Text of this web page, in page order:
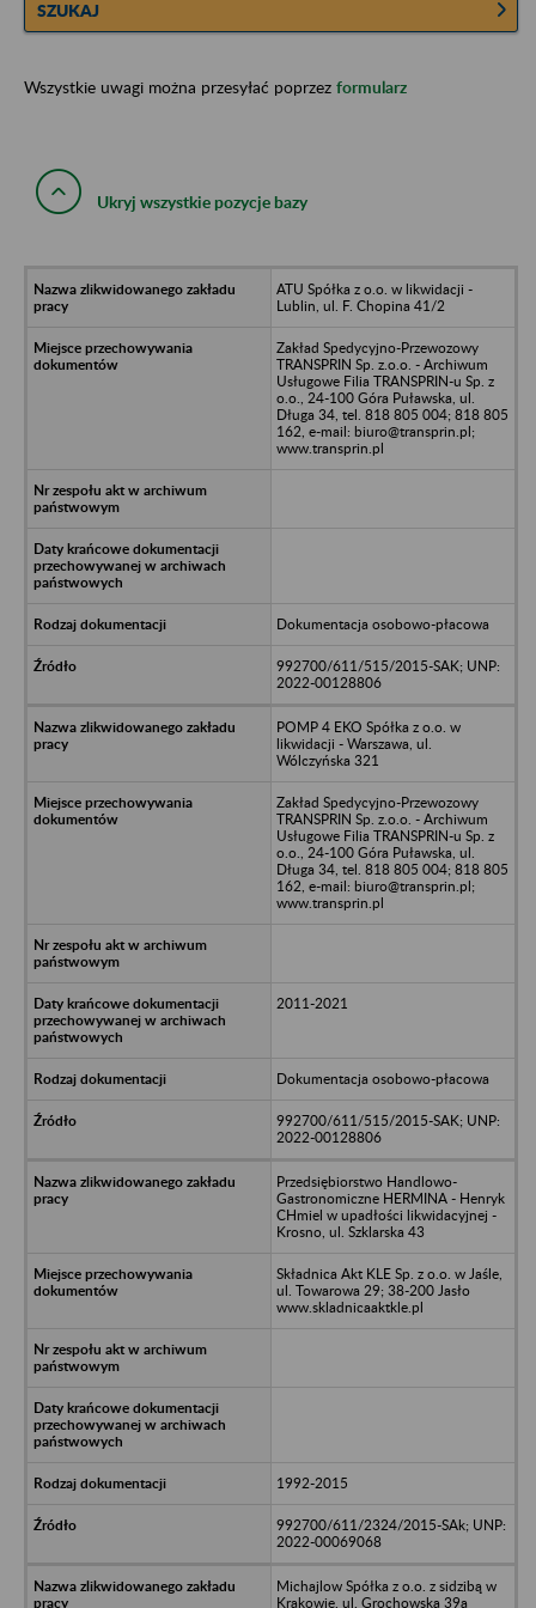
SZUKAJ
Wszystkie uwagi można przesyłać poprzez formularz
Ukryj wszystkie pozycje bazy
ATU Spółka z o.o. w likwidacji -
Lublin, ul. F. Chopina 41/2
Zakład Spedycyjno-Przewozowy
TRANSPRIN Sp. z.o.o. - Archiwum
Usługowe Filia TRANSPRIN-u Sp. z
o.o., 24-100 Góra Puławska, ul.
Długa 34, tel. 818 805 004; 818 805
162, e-mail: biuro@transprin.pl;
www.transprin.pl
Dokumentacja osobowo-płacowa
992700/611/515/2015-SAK; UNP:
2022-00128806
POMP 4 EKO Spółka z o.o. w
likwidacji - Warszawa, ul.
Wólczyńska 321
Zakład Spedycyjno-Przewozowy
TRANSPRIN Sp. z.o.o. - Archiwum
Usługowe Filia TRANSPRIN-u Sp. z
o.o., 24-100 Góra Puławska, ul.
Długa 34, tel. 818 805 004; 818 805
162, e-mail: biuro@transprin.pl;
www.transprin.pl
2011-2021
Dokumentacja osobowo-płacowa
992700/611/515/2015-SAK; UNP:
2022-00128806
Przedsiębiorstwo Handlowo-
Gastronomiczne HERMINA - Henryk
CHmiel w upadłości likwidacyjnej -
Krosno, ul. Szklarska 43
Składnica Akt KLE Sp. z o.o. w Jaśle,
ul. Towarowa 29; 38-200 Jasło
www.skladnicaaktkle.pl
1992-2015
992700/611/2324/2015-SAk; UNP:
2022-00069068
Michajlow Spółka z o.o. z sidzibą w
Krakowie, ul. Grochowska 39a